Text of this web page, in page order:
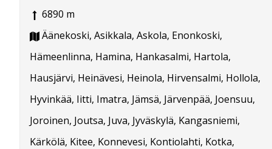
6890 m
Äänekoski, Asikkala, Askola, Enonkoski,
Hämeenlinna, Hamina, Hankasalmi, Hartola,
Hausjärvi, Heinävesi, Heinola, Hirvensalmi, Hollola,
Hyvinkää, Iitti, Imatra, Jämsä, Järvenpää, Joensuu,
Joroinen, Joutsa, Juva, Jyväskylä, Kangasniemi,
Kärkölä, Kitee, Konnevesi, Kontiolahti, Kotka,